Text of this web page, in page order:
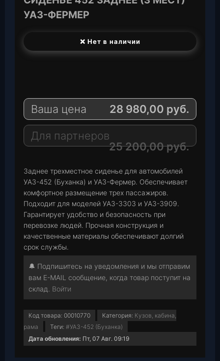
УАЗ-ФЕРМЕР
❌ Нет в наличии
e
r
a
m
a
s
A
p
a
i
l
Ваша цена 28 980,00 руб.
Для партнеров
25 200,00руб.
Заднее трехместное сиденье для автомобилей
УАЗ-452 (Буханка) и УАЗ-Фермер. Обеспечивает
комфортное размещение трех пассажиров.
Подходит для моделей УАЗ-3303 и УАЗ-3909.
Гарантирует удобство и безопасность при
перевозке людей. Прочная конструкция и
качественные материалы обеспечивают долгий
срок службы.
🔔 Подпишитесь на уведомления и мы отправим
вам E-MAIL сообщение, когда товар поступит на
склад. Войти
Код товара: 00010770 Категория: Кузов, кабина,
рама
Теги: #УАЗ-452 (Буханка)
Дата обновления: Пт, 07 Авг. 09:19